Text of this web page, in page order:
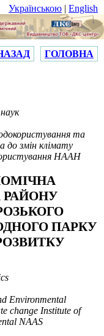
Українською | English
ГОЛОВНА
та
до змін клімату
НААН
РАЙОНУ
ПАРКУ
Environmental
change Institute of
NAAS